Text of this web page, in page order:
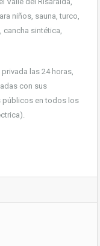
niños, sauna, turco,
cancha sintética,
las 24 horas,
con sus
públicos en todos los